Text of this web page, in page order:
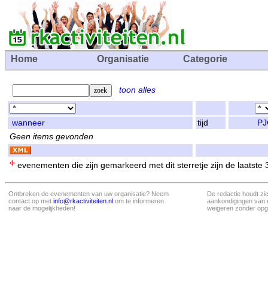
Home Organisatie Categorie
toon alles
wanneer tijd
Geen items gevonden
evenementen die zijn gemarkeerd met dit sterretje zijn de laatste
Ontbreken de evenementen van uw organisatie? Neem
contact op met info@rkactiviteiten.nl om te informeren
naar de mogelijkheden!
De redactie houdt
aankondigingen van
weigeren zonder